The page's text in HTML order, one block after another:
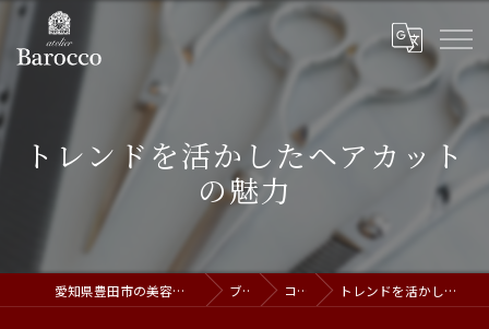
トレンドを活かしたヘアカット
の魅力
愛知県豊田市の美容室ならatelier Barocco ブログ コラム トレンドを活かしたヘアカットの魅力